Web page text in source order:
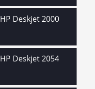
HP Deskjet 2000
HP Deskjet 2054